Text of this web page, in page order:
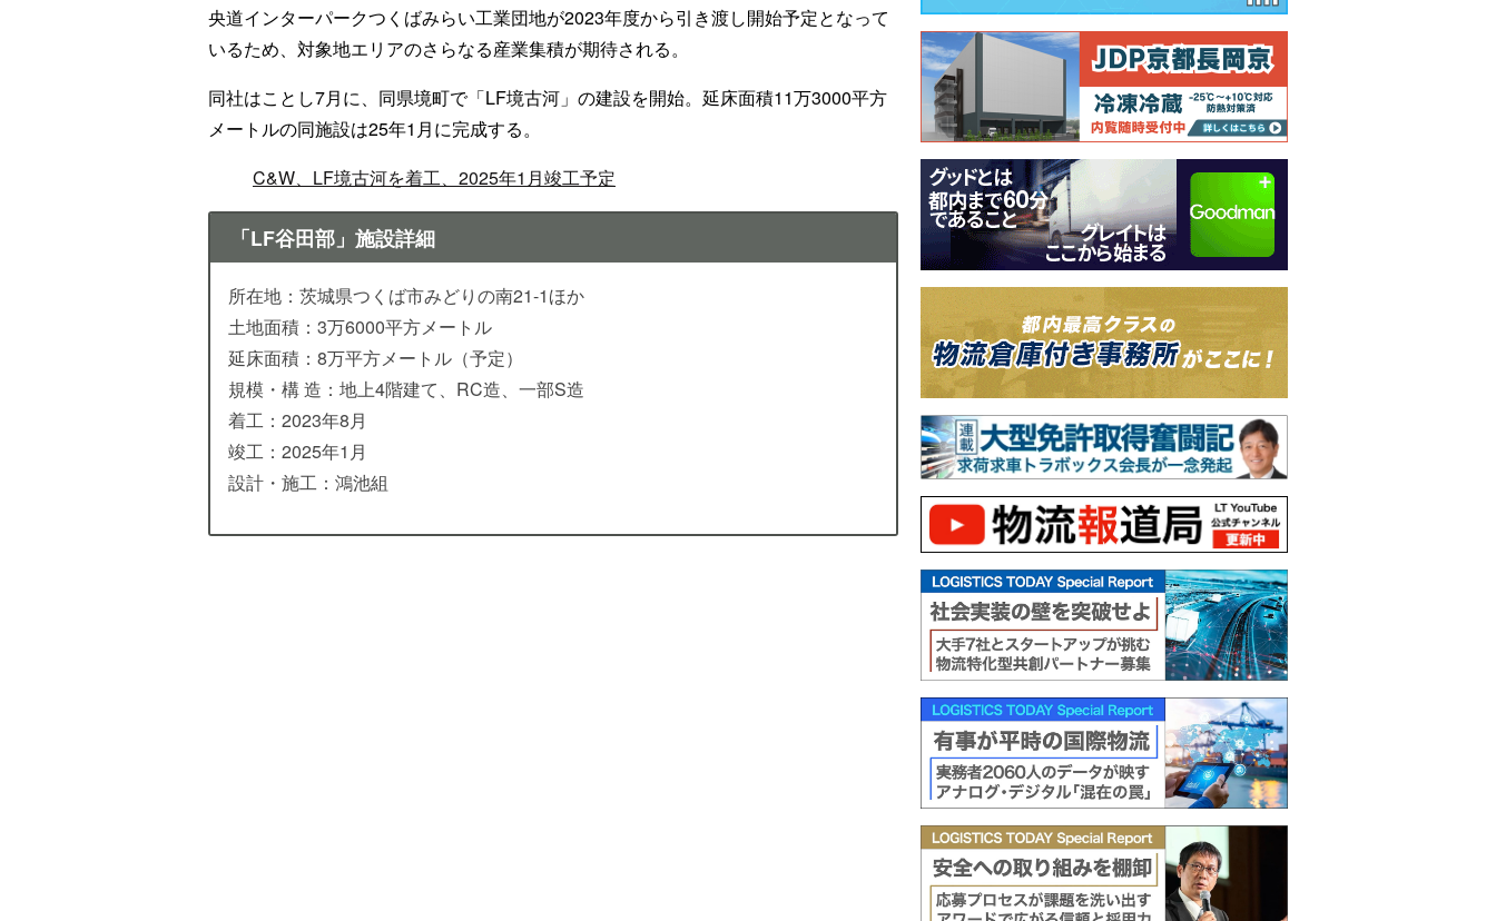
央道インターパークつくばみらい工業団地が2023年度から引き渡し開始予定となって
いるため、対象地エリアのさらなる産業集積が期待される。
同社はことし7月に、同県境町で「LF境古河」の建設を開始。延床面積11万3000平方
メートルの同施設は25年1月に完成する。
C&W、LF境古河を着工、2025年1月竣工予定
「LF谷田部」施設詳細
所在地：茨城県つくば市みどりの南21-1ほか
土地面積：3万6000平方メートル
延床面積：8万平方メートル（予定）
規模・構 造：地上4階建て、RC造、一部S造
着工：2023年8月
竣工：2025年1月
設計・施工：鴻池組